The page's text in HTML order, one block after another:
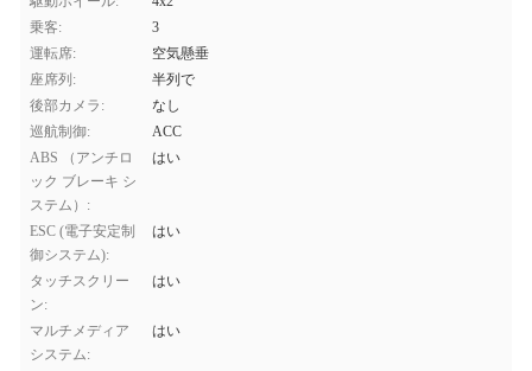
乗客:
3
運転席:
空気懸垂
座席列:
半列で
後部カメラ:
なし
巡航制御:
ACC
ABS （アンチロ
ック ブレーキ シ
ステム）:
はい
ESC (電子安定制
御システム):
はい
タッチスクリー
ン:
はい
マルチメディア
システム:
はい